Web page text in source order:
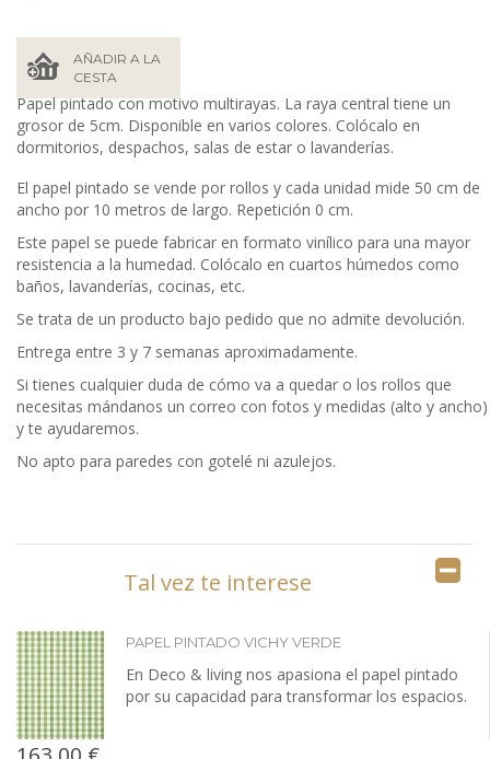
AÑADIR A LA
CESTA
Papel pintado con motivo multirayas. La raya central tiene un
grosor de 5cm. Disponible en varios colores. Colócalo en
dormitorios, despachos, salas de estar o lavanderías.
El papel pintado se vende por rollos y cada unidad mide 50 cm de
ancho por 10 metros de largo. Repetición 0 cm.
Este papel se puede fabricar en formato vinílico para una mayor
resistencia a la humedad. Colócalo en cuartos húmedos como
baños, lavanderías, cocinas, etc.
Se trata de un producto bajo pedido que no admite devolución.
Entrega entre 3 y 7 semanas aproximadamente.
Si tienes cualquier duda de cómo va a quedar o los rollos que
necesitas mándanos un correo con fotos y medidas (alto y ancho)
y te ayudaremos.
No apto para paredes con gotelé ni azulejos.
Tal vez te interese
PAPEL PINTADO VICHY VERDE
En Deco & living nos apasiona el papel pintado
por su capacidad para transformar los espacios.